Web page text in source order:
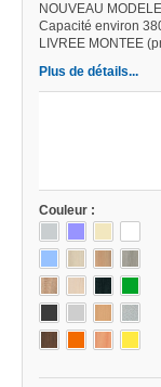
NOUVEAU
Capacité environ
LIVREE MONTEE
Plus de détails...
Couleur :